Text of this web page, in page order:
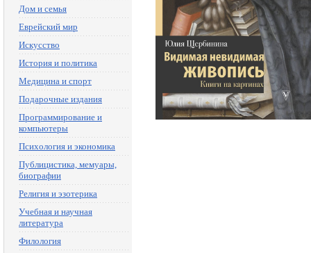
Дом и семья
Еврейский мир
Искусство
История и политика
Медицина и спорт
Подарочные издания
Программирование и
компьютеры
Психология и экономика
Публицистика, мемуары,
биографии
Религия и эзотерика
Учебная и научная
литература
Филология